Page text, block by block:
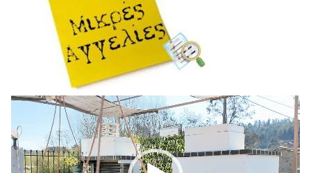
Πρόγραμμα
Αναπαραγωγής
Βίντεο